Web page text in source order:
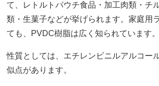
て、レトルトパウチ食品・加工肉類・チ
類・生菓子などが挙げられます。家庭用
ても、PVDC樹脂は広く知られています。
性質としては、エチレンビニルアルコー
似点があります。